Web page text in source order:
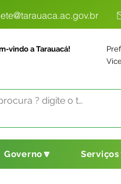
vindo a Tarauacá!
Governo🔽